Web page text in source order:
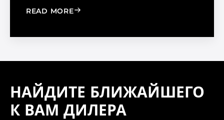
READ MORE: WINDOW FILM VS. WINDOW
НАЙДИТЕ БЛИЖАЙШЕГО
К ВАМ ДИЛЕРА